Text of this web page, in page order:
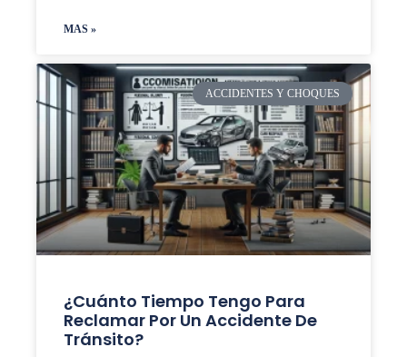
MAS »
ACCIDENTES Y CHOQUES
¿Cuánto Tiempo Tengo Para
Reclamar Por Un Accidente De
Tránsito?